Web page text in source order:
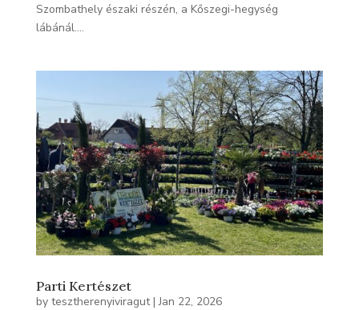
Szombathely északi részén, a Kőszegi-hegység
lábánál....
Parti Kertészet
by tesztherenyiviragut|Jan 22, 2026